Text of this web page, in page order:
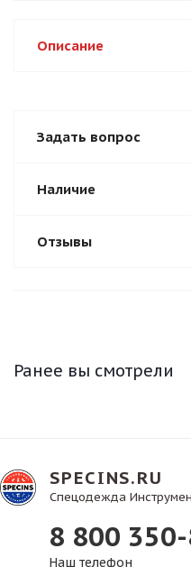
Описание
Задать вопрос
Наличие
Отзывы
Ранее вы смотрели
SPECINS.RU
Спецодежда
8 800
Наш телефон